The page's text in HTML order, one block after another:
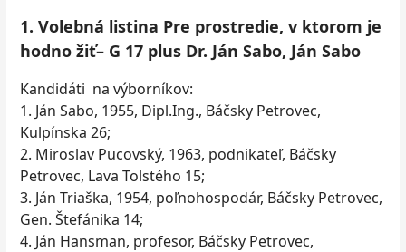
1. Volebná listina Pre prostredie, v ktorom je
hodno žiť– G 17 plus Dr. Ján Sabo, Ján Sabo
Kandidáti na výborníkov:
1. Ján Sabo, 1955, Dipl.Ing., Báčsky Petrovec,
Kulpínska 26;
2. Miroslav Pucovský, 1963, podnikateľ, Báčsky
Petrovec, Lava Tolstého 15;
3. Ján Triaška, 1954, poľnohospodár, Báčsky Petrovec,
Gen. Štefánika 14;
4. Ján Hansman, profesor, Báčsky Petrovec,